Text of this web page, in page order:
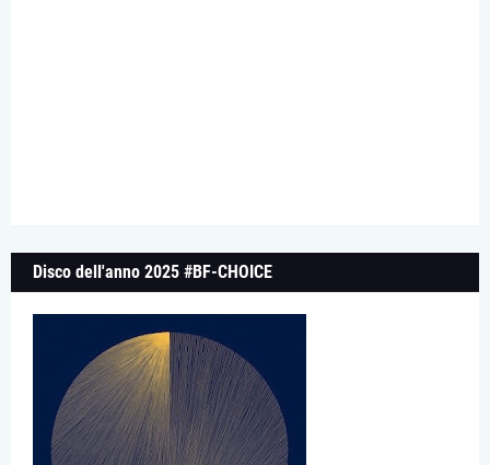
Disco dell'anno 2025 #BF-CHOICE